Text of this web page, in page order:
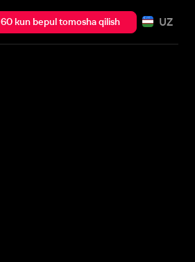
60 kun bepul tomosha qilish UZ